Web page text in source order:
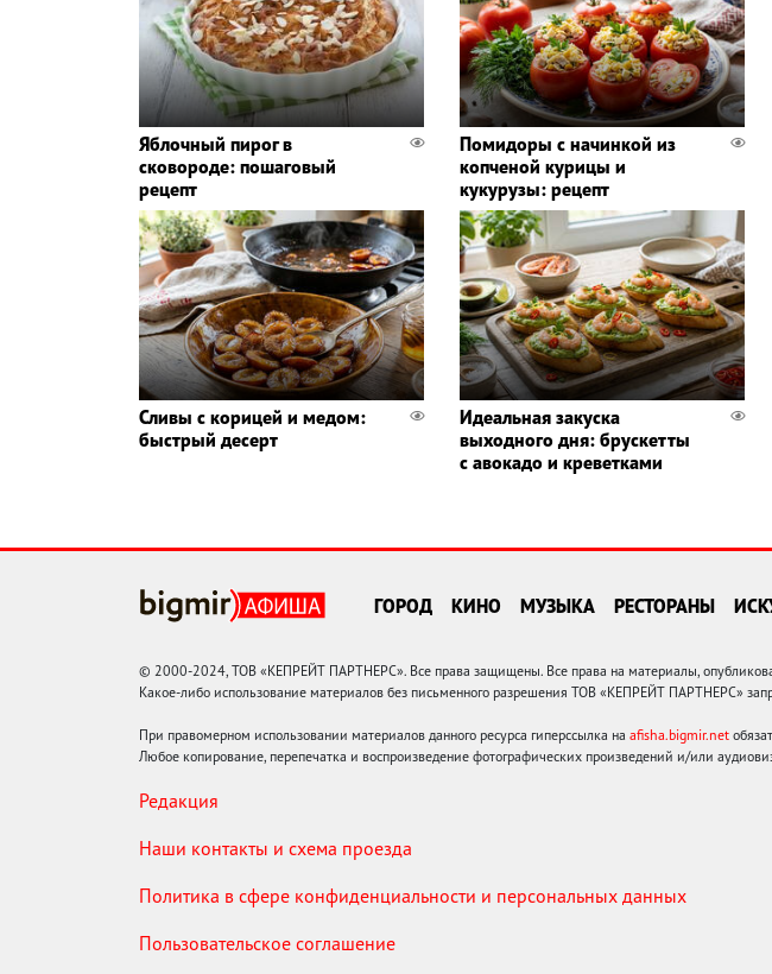
Яблочный пирог в
сковороде: пошаговый
рецепт
Помидоры с начинкой из
копченой курицы и
кукурузы: рецепт
Сливы с корицей и медом:
быстрый десерт
Идеальная закуска
выходного дня: брускетты
с авокадо и креветками
ГОРОД КИНО МУЗЫКА РЕСТОРАНЫ
© 2000-2024, ТОВ «КЕПРЕЙТ ПАРТНЕРС». Все права защищены. Все права на материалы,
Какое-либо использование материалов без письменного разрешения ТОВ «КЕПРЕЙТ ПАРТНЕРС»
При правомерном использовании материалов данного ресурса гиперссылка на afisha.bigmir.net
Любое копирование, перепечатка и воспроизведение фотографических произведений и/или
Редакция
Наши контакты и схема проезда
Политика в сфере конфиденциальности и персональных данных
Пользовательское соглашение